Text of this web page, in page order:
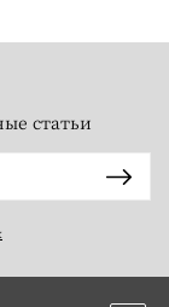
статьи